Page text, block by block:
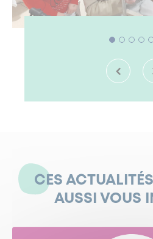
CES
AUSSI VOUS